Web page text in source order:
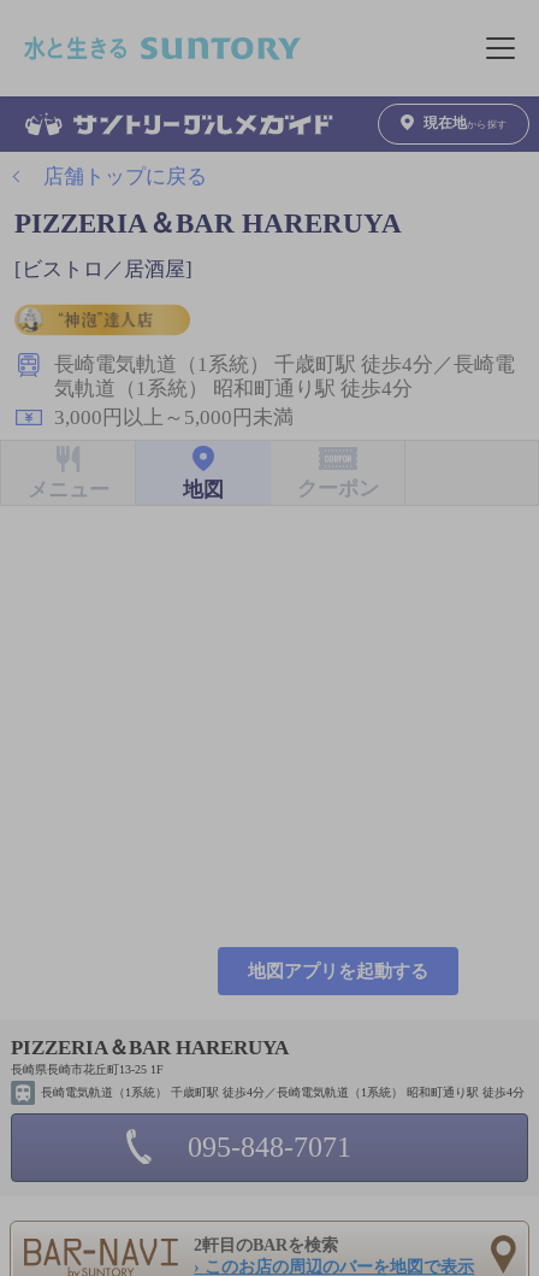
メニュ
現在地から探す
店舗トップに戻る
PIZZERIA＆BAR HARERUYA
[ビストロ／居酒屋]
長崎電気軌道（1系統） 千歳町駅 徒歩4分／長崎電
気軌道（1系統） 昭和町通り駅 徒歩4分
3,000円以上～5,000円未満
メニュー 地図 クーポン
地図アプリを起動する
PIZZERIA＆BAR HARERUYA
長崎県長崎市花丘町13-25 1F
長崎電気軌道（1系統） 千歳町駅 徒歩4分／長崎電気軌道（1系統） 昭和町通り駅 徒歩4分
095-848-7071
2軒目のBARを検索
› このお店の周辺のバーを地図で表示